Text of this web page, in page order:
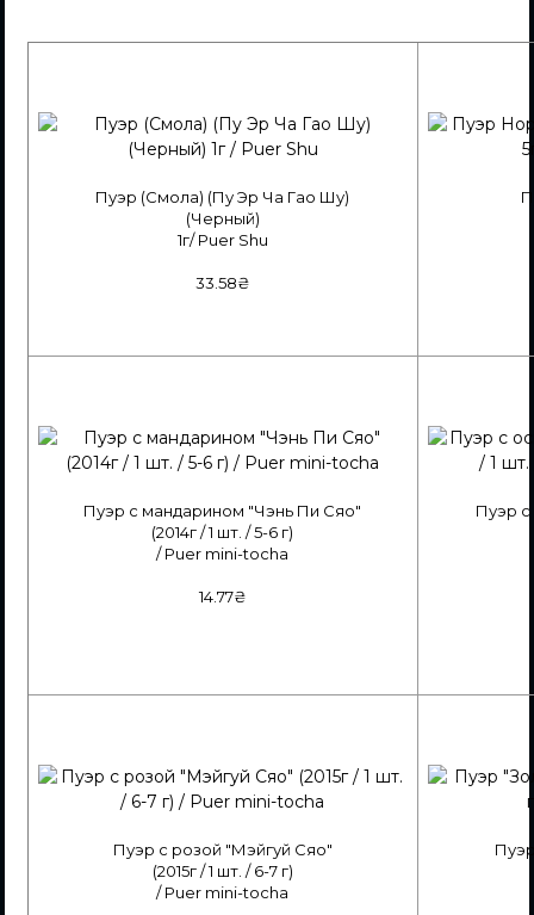
Пуэр (Смола) (Пу Эр Ча Гао Шу)
(Черный)
1г/ Puer Shu
33.58₴
Пуэр с мандарином "Чэнь Пи Сяо"
(2014г / 1 шт. / 5-6 г)
/ Puer mini-tocha
14.77₴
Пуэр с
Пуэр с розой "Мэйгуй Сяо"
(2015г / 1 шт. / 6-7 г)
/ Puer mini-tocha